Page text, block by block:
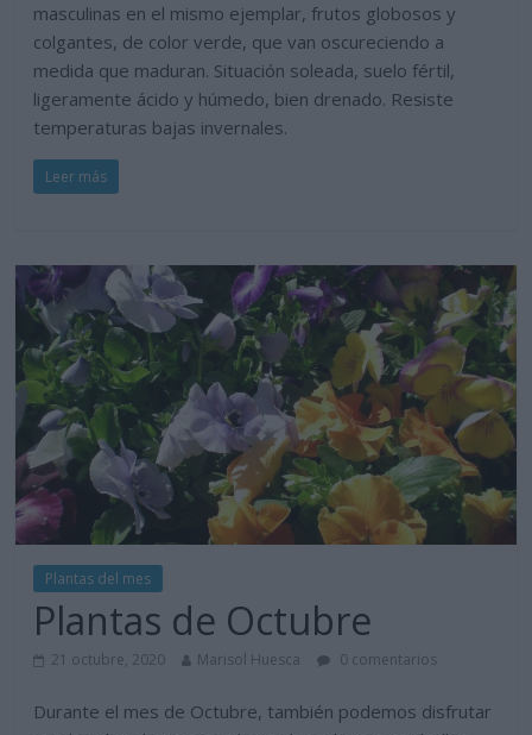
masculinas en el mismo ejemplar, frutos globosos y
colgantes, de color verde, que van oscureciendo a
medida que maduran. Situación soleada, suelo fértil,
ligeramente ácido y húmedo, bien drenado. Resiste
temperaturas bajas invernales.
Leer más
Plantas del mes
Plantas de Octubre
21 octubre, 2020 Marisol Huesca 0 comentarios
Durante el mes de Octubre, también podemos disfrutar